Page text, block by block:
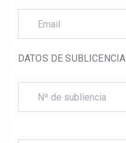
DATOS DE SUBLICENCIA